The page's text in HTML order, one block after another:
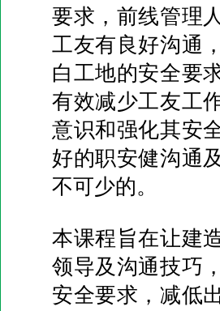
要求，前线管理
工友有良好沟通
白工地的安全要
有效减少工友工
意识和强化其安
好的职安健沟通
不可少的。
本课程旨在让建
领导及沟通技巧
安全要求，减低